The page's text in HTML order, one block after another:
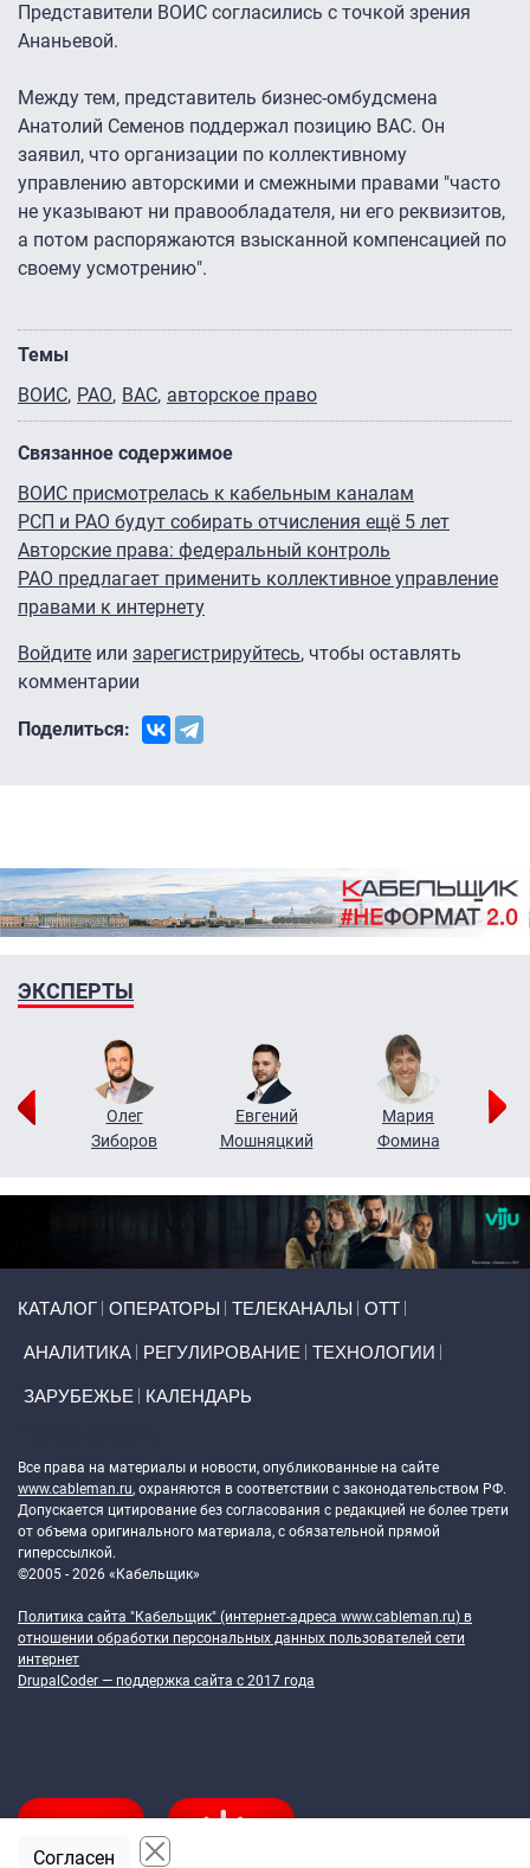
Представители ВОИС согласились с точкой зрения
Ананьевой.
Между тем, представитель бизнес-омбудсмена
Анатолий Семенов поддержал позицию ВАС. Он
заявил, что организации по коллективному
управлению авторскими и смежными правами "часто
не указывают ни правообладателя, ни его реквизитов,
а потом распоряжаются взысканной компенсацией по
своему усмотрению".
Темы
ВОИС РАО ВАС авторское право
Связанное содержимое
ВОИС присмотрелась к кабельным каналам
РСП и РАО будут собирать отчисления ещё 5 лет
Авторские права: федеральный контроль
РАО предлагает применить коллективное управление
правами к интернету
Войдите или зарегистрируйтесь, чтобы оставлять
комментарии
Поделиться:
ЭКСПЕРТЫ
Олег
Зиборов
Евгений
Мошняцкий
Мария
Фомина
КАТАЛОГ ОПЕРАТОРЫ ТЕЛЕКАНАЛЫ ОТТ
АНАЛИТИКА РЕГУЛИРОВАНИЕ ТЕХНОЛОГИИ
ЗАРУБЕЖЬЕ КАЛЕНДАРЬ
Все права на материалы и новости, опубликованные на сайте
www.cableman.ru, охраняются в соответствии с законодательством РФ.
Допускается цитирование без согласования с редакцией не более трети
от объема оригинального материала, с обязательной прямой
гиперссылкой.
©2005 - 2026 «Кабельщик»
Политика сайта "Кабельщик" (интернет-адреса www.cableman.ru) в
отношении обработки персональных данных пользователей сети
интернет
DrupalCoder — поддержка сайта c 2017 года
Согласен